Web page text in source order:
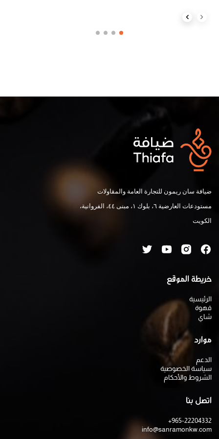
Next slide
Previous slide
ضيافة سان ريمون للتجارة العامة والمقاولات
مستودعات العارضية ٦، بلوك ١، مبنى ٤٤، الفروانية،
الكويت
خريطة الموقع
الرئيسية
قهوة
شاي
موارد
الدعم
سياسة الخصوصية
الشروط والأحكام
اتصل بنا
+965-22204332
info@sanramonkw.com